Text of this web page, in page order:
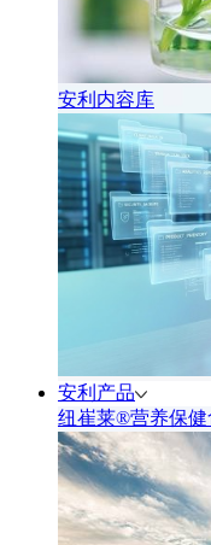
安利内容库
安利产品
纽崔莱®营养保健